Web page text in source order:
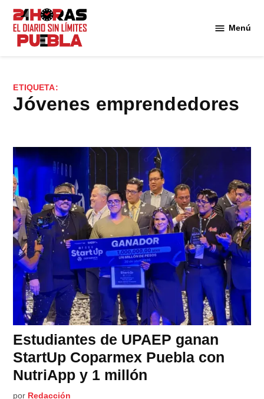
Saltar
contenido
Menú
ETIQUETA:
jóvenes emprendedores
Estudiantes de UPAEP ganan
StartUp Coparmex Puebla con
NutriApp y 1 millón
por Redacción